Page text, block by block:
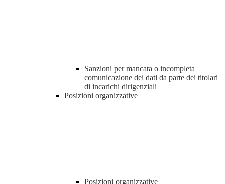
Sanzioni per mancata o incompleta
comunicazione dei dati da parte dei titolari
di incarichi dirigenziali
Posizioni organizzative
Posizioni organizzative